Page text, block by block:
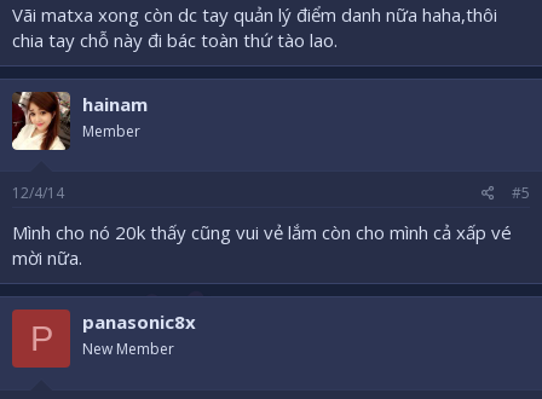
Vãi matxa xong còn dc tay quản lý điểm danh nữa haha,thôi
chia tay chỗ này đi bác toàn thứ tào lao.
hainam
Member
12/4/14 #5
Mình cho nó 20k thấy cũng vui vẻ lắm còn cho mình cả xấp vé
mời nữa.
P panasonic8x
New Member